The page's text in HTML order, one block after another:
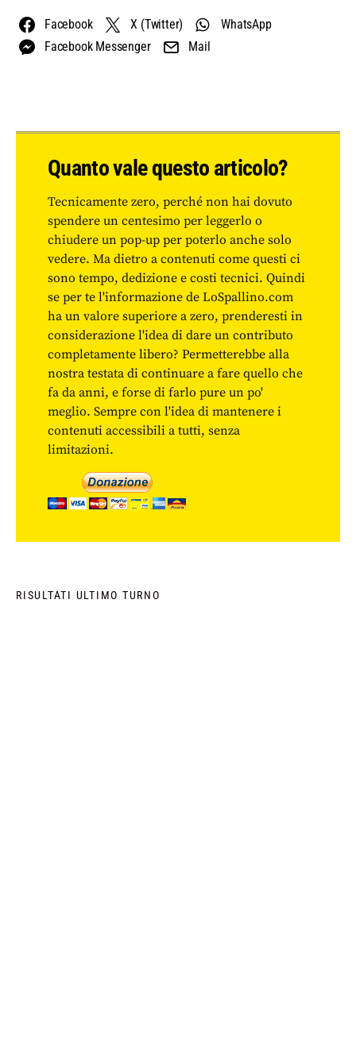
Facebook X (Twitter)
WhatsApp
Facebook Messenger
Mail
Quanto vale questo articolo?
Tecnicamente zero, perché non hai dovuto
spendere un centesimo per leggerlo o
chiudere un pop-up per poterlo anche solo
vedere. Ma dietro a contenuti come questi ci
sono tempo, dedizione e costi tecnici. Quindi
se per te l'informazione de LoSpallino.com
ha un valore superiore a zero, prenderesti in
considerazione l'idea di dare un contributo
completamente libero? Permetterebbe alla
nostra testata di continuare a fare quello che
fa da anni, e forse di farlo pure un po'
meglio. Sempre con l'idea di mantenere i
contenuti accessibili a tutti, senza
limitazioni.
RISULTATI ULTIMO TURNO